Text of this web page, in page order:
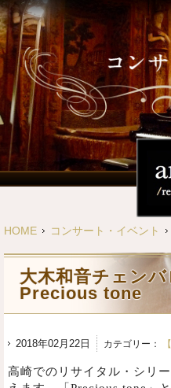
HOME コンサート・イベント
大木和音チェン
Precious tone
2018年02月22日 カテゴリー：
高崎でのリサイタル・シリ